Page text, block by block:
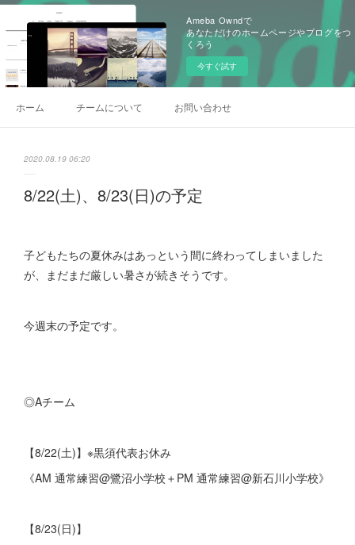
Ameba Owndで
あなただけのホームページやブログをつ
くろう
今すぐ試す
ホーム チームについて お問い合わせ
2020.08.19 06:20
8/22(土)、8/23(日)の予定
子どもたちの夏休みはあっという間に終わってしまいました
が、まだまだ厳しい暑さが続きそうです。
今週末の予定です。
◎Aチーム
【8/22(土)】※黒須代表お休み
《AM 通常練習@鷺沼小学校＋PM 通常練習@新石川小学校》
【8/23(日)】